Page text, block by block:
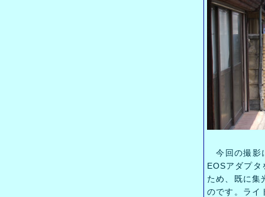
今回の撮影
EOSアダプタ
ため、既に集
のです。ライ